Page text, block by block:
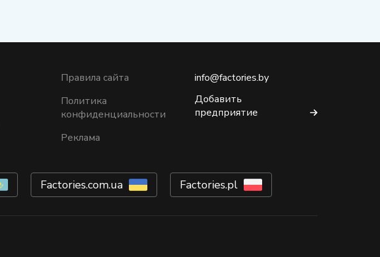
Правила сайта
Политика
конфиденциальности
Реклама
info@factories.by
Добавить
предприятие
Factories.com.ua Factories.pl